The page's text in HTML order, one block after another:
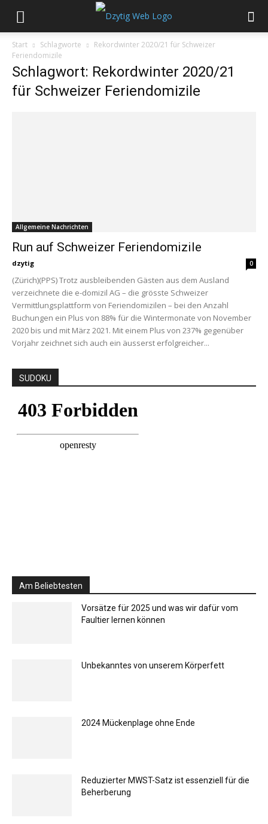
Start Schlagworte
Rekordwinter 2020/21 für Schweizer
Feriendomizile
Schlagwort: Rekordwinter 2020/21
für Schweizer Feriendomizile
Allgemeine Nachrichten
Run auf Schweizer Feriendomizile
dzytig 0
(Zürich)(PPS) Trotz ausbleibenden Gästen aus dem Ausland
verzeichnete die e-domizil AG – die grösste Schweizer
Vermittlungsplattform von Feriendomizilen – bei den Anzahl
Buchungen ein Plus von 88% für die Wintermonate von November
2020 bis und mit März 2021. Mit einem Plus von 237% gegenüber
Vorjahr zeichnet sich auch ein äusserst erfolgreicher...
SUDOKU
Am Beliebtesten
Vorsätze für 2025 und was wir dafür vom
Faultier lernen können
Unbekanntes von unserem Körperfett
2024 Mückenplage ohne Ende
Reduzierter MWST-Satz ist essenziell für die
Beherberung